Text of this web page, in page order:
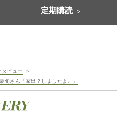
定期購読
タビュー
さん「家出？しましたよ。」